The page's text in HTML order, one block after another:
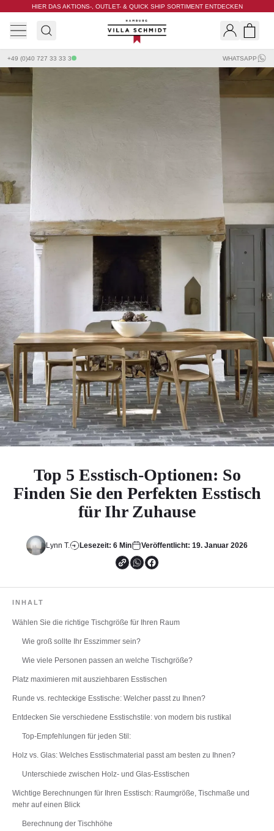
HIER DAS AKTIONS-, OUTLET- & QUICK SHIP SORTIMENT ENTDECKEN
Villa Schmidt
+49 (0)40 727 33 33 3 WHATSAPP
Top 5 Esstisch-Optionen: So
Finden Sie den Perfekten Esstisch
für Ihr Zuhause
Lynn T. Lesezeit: 6 Min Veröffentlicht: 19. Januar 2026
INHALT
Wählen Sie die richtige Tischgröße für Ihren Raum
Wie groß sollte Ihr Esszimmer sein?
Wie viele Personen passen an welche Tischgröße?
Platz maximieren mit ausziehbaren Esstischen
Runde vs. rechteckige Esstische: Welcher passt zu Ihnen?
Entdecken Sie verschiedene Esstischstile: von modern bis rustikal
Top-Empfehlungen für jeden Stil:
Holz vs. Glas: Welches Esstischmaterial passt am besten zu Ihnen?
Unterschiede zwischen Holz- und Glas-Esstischen
Wichtige Berechnungen für Ihren Esstisch: Raumgröße, Tischmaße und
mehr auf einen Blick
Berechnung der Tischhöhe